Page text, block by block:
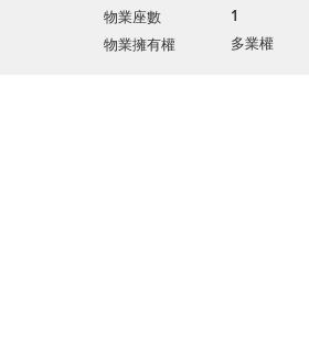
物業座數 1
物業擁有權 多業權